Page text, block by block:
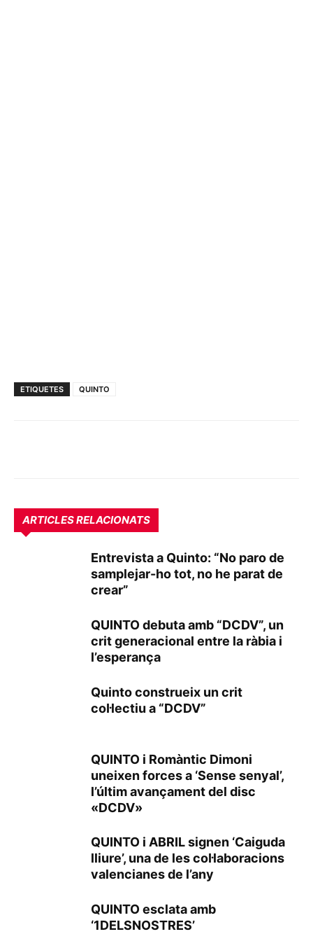
ETIQUETES QUINTO
ARTICLES RELACIONATS
Entrevista a Quinto: “No paro de
samplejar-ho tot, no he parat de
crear”
QUINTO debuta amb “DCDV”, un
crit generacional entre la ràbia i
l’esperança
Quinto construeix un crit
col·lectiu a “DCDV”
QUINTO i Romàntic Dimoni
uneixen forces a ‘Sense senyal’,
l’últim avançament del disc
«DCDV»
QUINTO i ABRIL signen ‘Caiguda
lliure’, una de les col·laboracions
valencianes de l’any
QUINTO esclata amb
‘1DELSNOSTRES’